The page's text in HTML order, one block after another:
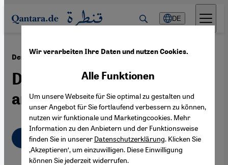
Direkt zum Inhalt springen
DE
Der ägyptische Filmemacher Youssef Chahine ·27.03.2019
Der große Seher des
arabischen Kinos
Deutsch English عربي
Wir verarbeiten Ihre Daten und nutzen Cookies.
Alle Funktionen
Um unsere Webseite für Sie optimal zu gestalten und
unser Angebot für Sie fortlaufend verbessern zu können,
nutzen wir funktionale und Marketingcookies. Mehr
Information zu den Anbietern und der Funktionsweise
finden Sie in unserer Datenschutzerklärung. Klicken Sie
‚Akzeptieren‘, um einzuwilligen. Diese Einwilligung
können Sie jederzeit widerrufen.